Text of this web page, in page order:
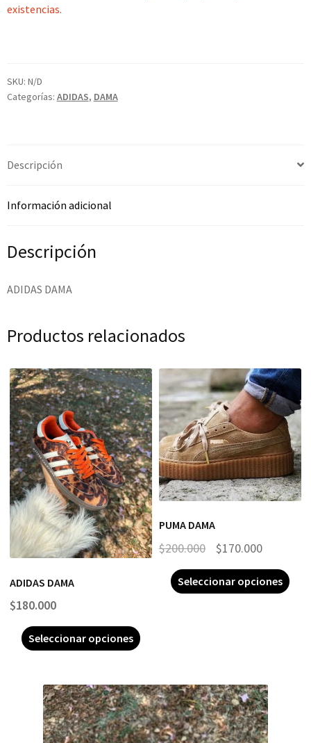
existencias.
SKU: N/D
Categorías: ADIDAS, DAMA
Descripción
Información adicional
Descripción
ADIDAS DAMA
Productos relacionados
ADIDAS DAMA
$180.000
Seleccionar opciones
PUMA DAMA
¡OFERTA!
$200.000 $170.000
Seleccionar opciones